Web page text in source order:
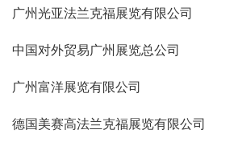
广州光亚法兰克福展览有限公司
中国对外贸易广州展览总公司
广州富洋展览有限公司
德国美赛高法兰克福展览有限公司